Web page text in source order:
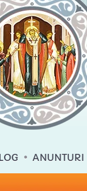
ANUNTURI